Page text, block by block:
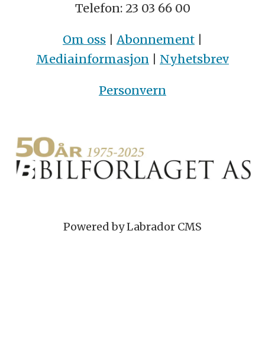
Telefon: 23 03 66 00
Om oss Abonnement
Mediainformasjon
Nyhetsbrev
Personvern
Powered by Labrador CMS